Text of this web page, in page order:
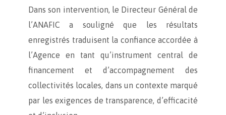
Dans son intervention, le Directeur Général de
l’ANAFIC a souligné que les résultats
enregistrés traduisent la confiance accordée à
l’Agence en tant qu’instrument central de
financement et d’accompagnement des
collectivités locales, dans un contexte marqué
par les exigences de transparence, d’efficacité